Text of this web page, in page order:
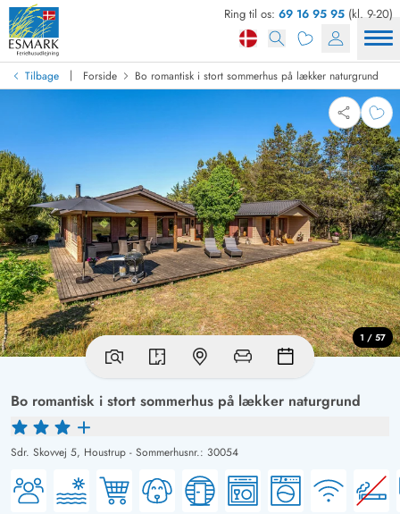
Ring til os: 69 16 95 95 (kl. 9-20)
Tilbage | Forside Bo romantisk i stort sommerhus på lækker naturgrund
Bo romantisk i stort sommerhus på lækker naturgrund
Sdr. Skovvej 5, Houstrup - Sommerhusnr.: 30054
1 / 57